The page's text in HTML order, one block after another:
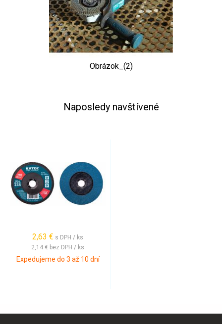
Obrázok_(2)
Naposledy navštívené
2,63 € s DPH / ks
2,14 € bez DPH / ks
Expedujeme do 3 až 10 dní